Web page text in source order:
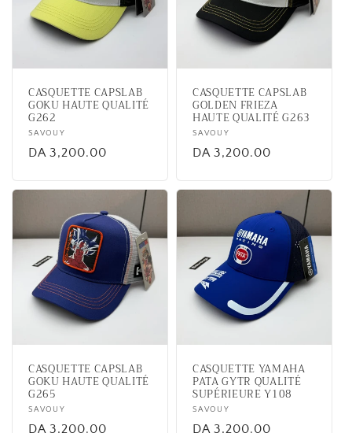
CASQUETTE CAPSLAB
GOKU HAUTE QUALITÉ
G262
Vendor:
SAVOUY
Regular
DA 3,200.00
CASQUETTE CAPSLAB
GOLDEN FRIEZA
HAUTE QUALITÉ G263
Vendor:
SAVOUY
Regular
DA 3,200.00
CASQUETTE CAPSLAB
GOKU HAUTE QUALITÉ
G265
Vendor:
SAVOUY
Regular
DA 3,200.00
CASQUETTE YAMAHA
PATA GYTR QUALITÉ
SUPÉRIEURE Y108
Vendor:
SAVOUY
Regular
DA 3,200.00